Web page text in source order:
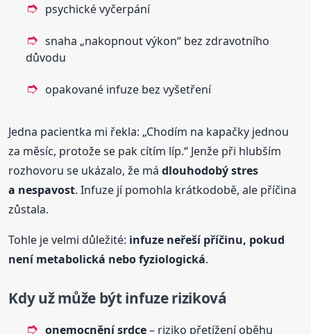
psychické vyčerpání
snaha „nakopnout výkon“ bez zdravotního
důvodu
opakované infuze bez vyšetření
Jedna pacientka mi řekla: „Chodím na kapačky jednou
za měsíc, protože se pak cítím líp.“ Jenže při hlubším
rozhovoru se ukázalo, že mádlouhodobý stres
a nespavost. Infuze jí pomohla krátkodobě, ale příčina
zůstala.
Tohle je velmi důležité: infuze neřeší příčinu, pokud
není metabolická nebo fyziologická.
Kdy už může být infuze riziková
onemocnění srdce– riziko přetížení oběhu